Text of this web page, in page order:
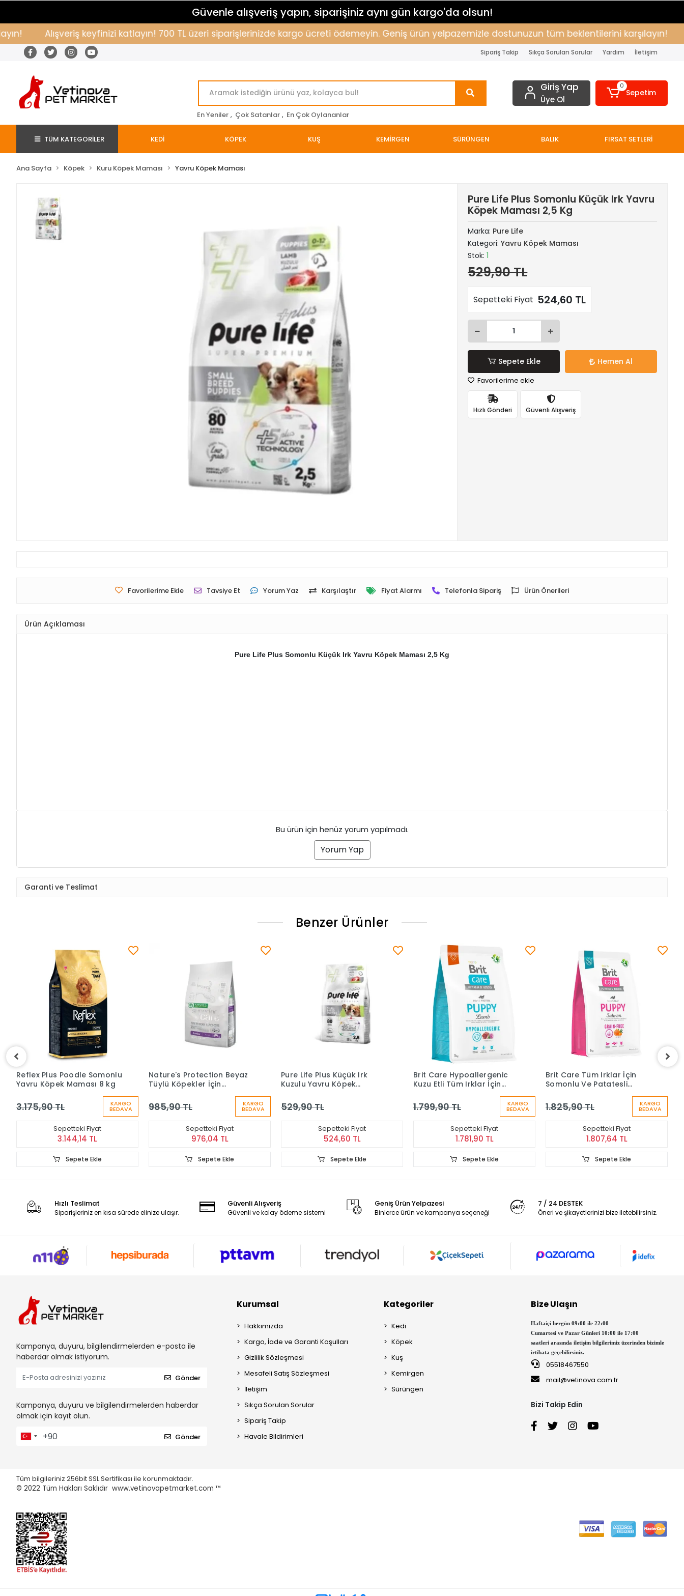
Güvenle alışveriş yapın, siparişiniz aynı gün kargo'da olsun!
Alışveriş keyfinizi katlayın! 700 TL üzeri siparişlerinizde kargo ücreti ödemeyin. Geniş ürün yelpazemizle dostunuzun tüm beklentilerini karşılayın!
Sipariş Takip Sıkça Sorulan Sorular Yardım İletişim
En Yeniler , Çok Satanlar , En Çok Oylananlar
Giriş Yap
Üye Ol
0
Sepetim
TÜM KATEGORİLER KEDİ KÖPEK KUŞ KEMİRGEN SÜRÜNGEN BALIK FIRSAT SETLERİ
Ana Sayfa Köpek Kuru Köpek Maması Yavru Köpek Maması
Pure Life Plus Somonlu Küçük Irk Yavru
Köpek Maması 2,5 Kg
Marka: Pure Life
Kategori:Yavru Köpek Maması
Stok:1
529,90 TL
Sepetteki Fiyat 524,60 TL
Sepete Ekle Hemen Al
Favorilerime ekle
Hızlı Gönderi Güvenli Alışveriş
Favorilerime Ekle Tavsiye Et Yorum Yaz Karşılaştır Fiyat Alarmı Telefonla Sipariş Ürün Önerileri
Ürün Açıklaması
Pure Life Plus Somonlu Küçük Irk Yavru Köpek Maması 2,5 Kg
Bu ürün için henüz yorum yapılmadı.
Yorum Yap
Garanti ve Teslimat
Benzer Ürünler
Nature's Protection Beyaz
Tüylü Köpekler İçin
Maması (1,5 kg)
985,90 TL KARGO
BEDAVA
Sepetteki Fiyat
976,04 TL
Sepete Ekle
Pure Life Plus Küçük Irk
Kuzulu Yavru Köpek
529,90 TL
Sepetteki Fiyat
524,60 TL
Sepete Ekle
Brit Care Hypoallergenic
Kuzu Etli Tüm Irklar İçin
1.799,90 TL
Sepetteki Fiyat
1.781,90 TL
Sepete Ekle
Brit Care Tüm Irklar İçin
Somonlu Ve Patatesli
Maması 3 Kg
1.825,90 TL KARGO
BEDAVA
Sepetteki Fiyat
1.807,64 TL
Sepete Ekle
Brit Care Mini Puppy
Tahılsız Kuzu Etli Küçük Irk
1.576,90 TL KARGO
BEDAVA
Sepetteki Fiyat
1.561,13 TL
Sepete Ekle
Hızlı Teslimat
Siparişleriniz en kısa sürede elinize ulaşır.
Güvenli Alışveriş
Güvenli ve kolay ödeme sistemi
Geniş Ürün Yelpazesi
Binlerce ürün ve kampanya seçeneği
7 / 24 DESTEK
Öneri ve şikayetlerinizi bize iletebilirsiniz.
Kampanya, duyuru, bilgilendirmelerden e-posta ile
haberdar olmak istiyorum.
Gönder
Kampanya, duyuru ve bilgilendirmelerden haberdar
olmak için kayıt olun.
Gönder
Kurumsal
Hakkımızda
Kargo, İade ve Garanti Koşulları
Gizlilik Sözleşmesi
Mesafeli Satış Sözleşmesi
İletişim
Sıkça Sorulan Sorular
Sipariş Takip
Havale Bildirimleri
Kategoriler
Kedi
Köpek
Kuş
Kemirgen
Sürüngen
Bize Ulaşın
Haftaiçi hergün 09:00 ile 22:00
Cumartesi ve Pazar Günleri 10:00 ile 17:00
saatleri arasında iletişim bilgilerimiz üzerinden bizimle
irtibata geçebilirsiniz.
05518467550
mail@vetinova.com.tr
Bizi Takip Edin
Tüm bilgileriniz 256bit SSL Sertifikası ile korunmaktadır.
© 2022 Tüm Hakları Saklıdır www.vetinovapetmarket.com ™